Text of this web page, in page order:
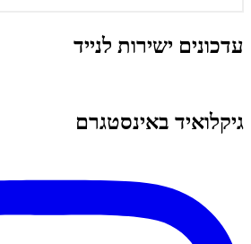
עדכונים ישירות לנייד
גיקלואיד באינסטגרם